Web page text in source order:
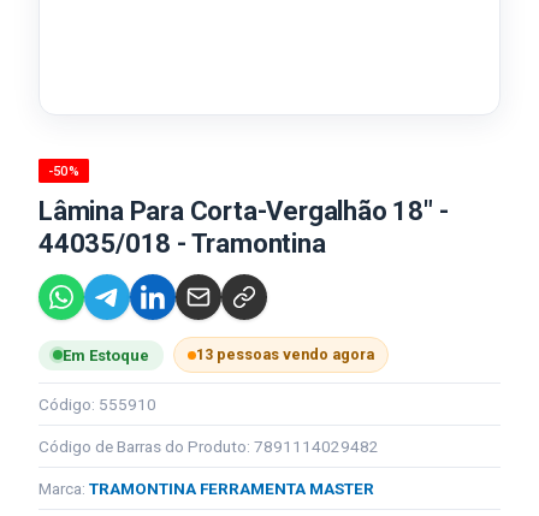
-50%
Lâmina Para Corta-Vergalhão 18" -
44035/018 - Tramontina
Em Estoque 13 pessoas vendo agora
Código: 555910
Código de Barras do Produto: 7891114029482
Marca: TRAMONTINA FERRAMENTA MASTER